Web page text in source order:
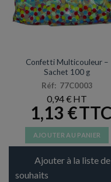
Confetti Multicouleur –
Sachet 100 g
Réf: 77C0003
0,94€
1,13 €
AJOUTER AU PANIER
Ajouter à la liste de
souhaits